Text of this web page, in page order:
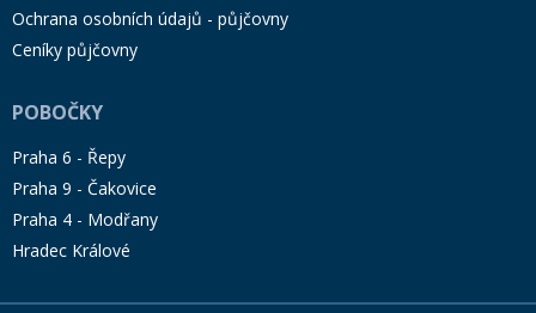
Ochrana osobních údajů - půjčovny
Ceníky půjčovny
POBOČKY
Praha 6 - Řepy
Praha 9 - Čakovice
Praha 4 - Modřany
Hradec Králové